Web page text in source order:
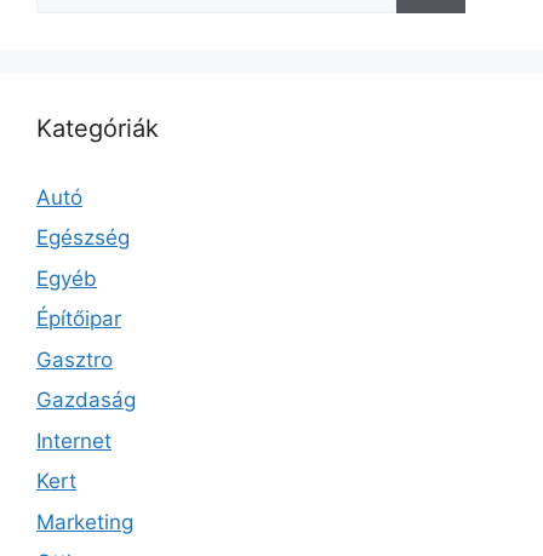
Kategóriák
Autó
Egészség
Egyéb
Építőipar
Gasztro
Gazdaság
Internet
Kert
Marketing